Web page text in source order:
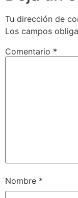
Tu dirección de
Los campos
Comentario *
Nombre *